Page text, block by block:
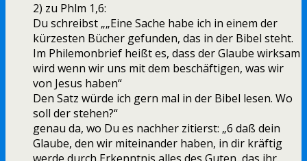
2) zu Phlm 1,6:
Du schreibst „„Eine Sache habe ich in einem der
kürzesten Bücher gefunden, das in der Bibel steht.
Im Philemonbrief heißt es, dass der Glaube wirksam
wird wenn wir uns mit dem beschäftigen, was wir
von Jesus haben“
Den Satz würde ich gern mal in der Bibel lesen. Wo
soll der stehen?“
genau da, wo Du es nachher zitierst: „6 daß dein
Glaube, den wir miteinander haben, in dir kräftig